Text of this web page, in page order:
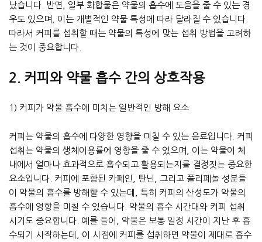
났습니다. 반면, 일부 화합물은 약물의 흡수에 도움을 줄 수 있는 경
우도 있으며, 이는 개별적인 약물 특성에 따라 달라질 수 있습니다.
따라서 커피를 섭취할 때는 약물의 특성에 맞는 섭취 방법을 고려하
는 것이 중요합니다.
2. 커피와 약물 흡수 간의 상호작용
1) 커피가 약물 흡수에 미치는 일반적인 방해 요소
커피는 약물의 흡수에 다양한 영향을 미칠 수 있는 음료입니다. 커피
섭취는 약물의 생체이용률에 영향을 줄 수 있으며, 이는 약물이 체
내에서 얼마나 효과적으로 흡수되고 활용되는지를 결정짓는 중요한
요소입니다. 커피에 포함된 카페인, 탄닌, 그리고 폴리페놀 성분들
이 약물의 흡수를 방해할 수 있는데, 특히 커피의 산성도가 약물의
흡수에 영향을 미칠 수 있습니다. 약물의 흡수 시간대와 커피 섭취
시기도 중요합니다. 예를 들어, 약물은 보통 일정 시간이 지난 후 흡
수되기 시작하는데, 이 시점에 커피를 섭취하면 약물이 제대로 흡수